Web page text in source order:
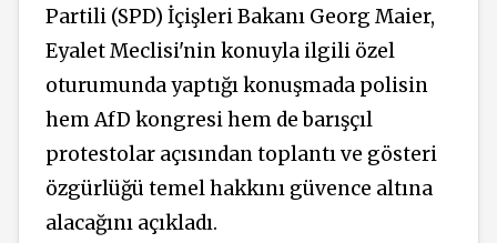
Partili (SPD) İçişleri Bakanı Georg Maier,
Eyalet Meclisi'nin konuyla ilgili özel
oturumunda yaptığı konuşmada polisin
hem AfD kongresi hem de barışçıl
protestolar açısından toplantı ve gösteri
özgürlüğü temel hakkını güvence altına
alacağını açıkladı.